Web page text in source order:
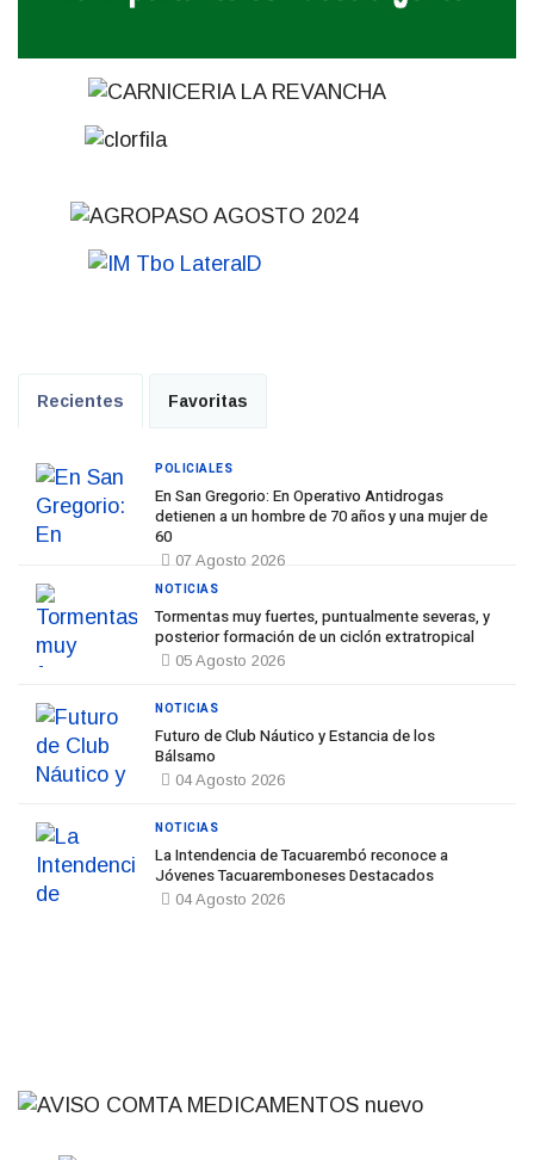
Recientes Favoritas
En San Gregorio: En Operativo Antidrogas
detienen a un hombre de 70 años y una mujer de
60
07 Agosto 2026
POLICIALES
Tormentas muy fuertes, puntualmente severas, y
posterior formación de un ciclón extratropical
05 Agosto 2026
NOTICIAS
Futuro de Club Náutico y Estancia de los
Bálsamo
04 Agosto 2026
NOTICIAS
La Intendencia de Tacuarembó reconoce a
Jóvenes Tacuaremboneses Destacados
04 Agosto 2026
NOTICIAS